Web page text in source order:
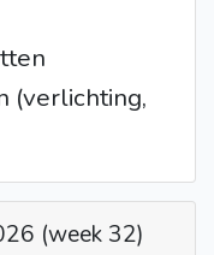
(verlichting,
(week 32)